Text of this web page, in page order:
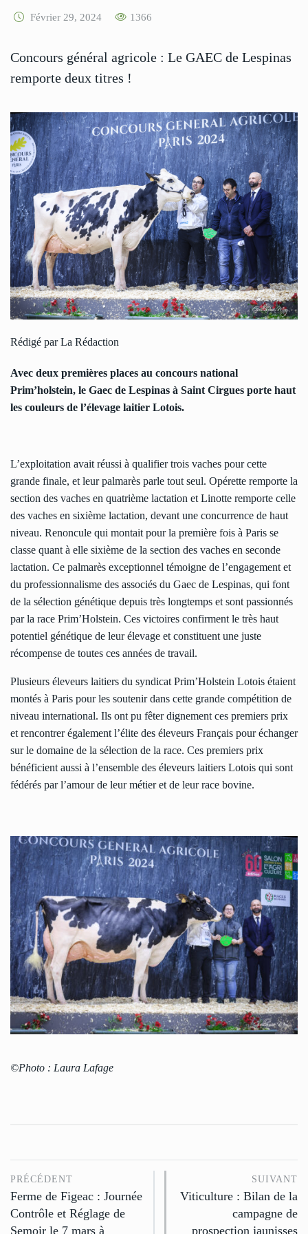
Février 29, 2024 1366
Concours général agricole : Le GAEC de Lespinas
remporte deux titres !
Rédigé par La Rédaction
Avec deux premières places au concours national
Prim’holstein, le Gaec de Lespinas à Saint Cirgues porte haut
les couleurs de l’élevage laitier Lotois.
L’exploitation avait réussi à qualifier trois vaches pour cette
grande finale, et leur palmarès parle tout seul. Opérette remporte la
section des vaches en quatrième lactation et Linotte remporte celle
des vaches en sixième lactation, devant une concurrence de haut
niveau. Renoncule qui montait pour la première fois à Paris se
classe quant à elle sixième de la section des vaches en seconde
lactation. Ce palmarès exceptionnel témoigne de l’engagement et
du professionnalisme des associés du Gaec de Lespinas, qui font
de la sélection génétique depuis très longtemps et sont passionnés
par la race Prim’Holstein. Ces victoires confirment le très haut
potentiel génétique de leur élevage et constituent une juste
récompense de toutes ces années de travail.
Plusieurs éleveurs laitiers du syndicat Prim’Holstein Lotois étaient
montés à Paris pour les soutenir dans cette grande compétition de
niveau international. Ils ont pu fêter dignement ces premiers prix
et rencontrer également l’élite des éleveurs Français pour échanger
sur le domaine de la sélection de la race. Ces premiers prix
bénéficient aussi à l’ensemble des éleveurs laitiers Lotois qui sont
fédérés par l’amour de leur métier et de leur race bovine.
©Photo : Laura Lafage
PRÉCÉDENT
Ferme de Figeac : Journée
Contrôle et Réglage de
Semoir le 7 mars à
SUIVANT
Viticulture : Bilan de la
campagne de
prospection jaunisses